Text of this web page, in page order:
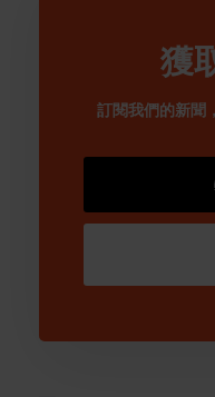
獲
訂閱我們的新聞